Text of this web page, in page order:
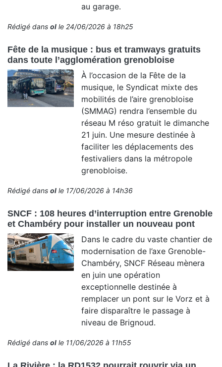
au garage.
Rédigé dans ol le 24/06/2026 à 18h25
Fête de la musique : bus et tramways gratuits
dans toute l’agglomération grenobloise
À l’occasion de la Fête de la
musique, le Syndicat mixte des
mobilités de l’aire grenobloise
(SMMAG) rendra l’ensemble du
réseau M réso gratuit le dimanche
21 juin. Une mesure destinée à
faciliter les déplacements des
festivaliers dans la métropole
grenobloise.
Rédigé dans ol le 17/06/2026 à 14h36
SNCF : 108 heures d’interruption entre Grenoble
et Chambéry pour installer un nouveau pont
Dans le cadre du vaste chantier de
modernisation de l’axe Grenoble-
Chambéry, SNCF Réseau mènera
en juin une opération
exceptionnelle destinée à
remplacer un pont sur le Vorz et à
faire disparaître le passage à
niveau de Brignoud.
Rédigé dans ol le 11/06/2026 à 11h55